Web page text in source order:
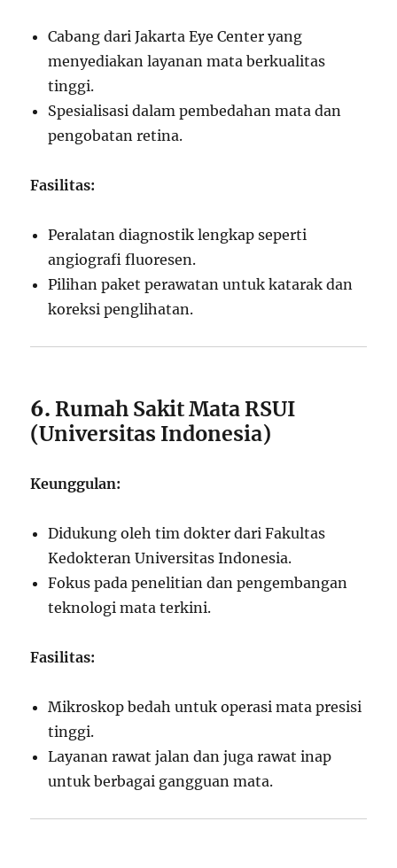
Cabang dari Jakarta Eye Center yang
menyediakan layanan mata berkualitas
tinggi.
Spesialisasi dalam pembedahan mata dan
pengobatan retina.
Fasilitas:
Peralatan diagnostik lengkap seperti
angiografi fluoresen.
Pilihan paket perawatan untuk katarak dan
koreksi penglihatan.
6.Rumah Sakit Mata RSUI
(Universitas Indonesia)
Keunggulan:
Didukung oleh tim dokter dari Fakultas
Kedokteran Universitas Indonesia.
Fokus pada penelitian dan pengembangan
teknologi mata terkini.
Fasilitas:
Mikroskop bedah untuk operasi mata presisi
tinggi.
Layanan rawat jalan dan juga rawat inap
untuk berbagai gangguan mata.